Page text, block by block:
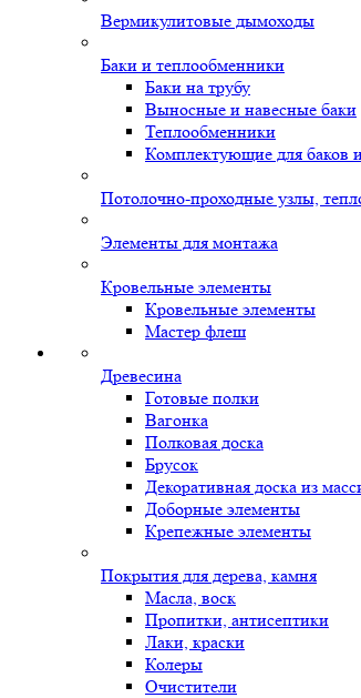
Вермикулитовые дымоходы
Баки и теплообменники
Баки на трубу
Выносные и навесные баки
Теплообменники
Комплектующие для баков
Потолочно-проходные узлы,
Элементы для монтажа
Кровельные элементы
Кровельные элементы
Мастер флеш
Древесина
Готовые полки
Вагонка
Полковая доска
Брусок
Декоративная доска из
Доборные элементы
Крепежные элементы
Покрытия для дерева, камня
Масла, воск
Пропитки, антисептики
Лаки, краски
Колеры
Очистители